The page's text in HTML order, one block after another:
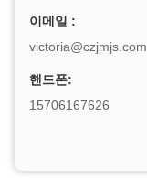
이메일 :
victoria@czjmjs.com
핸드폰:
15706167626